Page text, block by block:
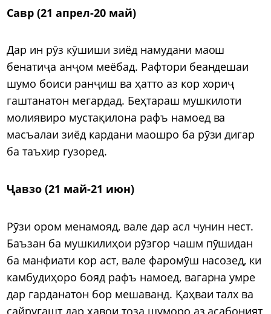
Савр (21 апрел-20 май)
Дар ин рӯз кӯшиши зиёд намудани маош
бенатиҷа анҷом меёбад. Рафтори беандешаи
шумо боиси ранҷиш ва ҳатто аз кор хориҷ
гаштанатон мегардад. Беҳтараш мушкилоти
молиявиро мустақилона рафъ намоед ва
масъалаи зиёд кардани маошро ба рӯзи дигар
ба таъхир гузоред.
Ҷавзо (21 май-21 июн)
Рӯзи ором менамояд, вале дар асл чунин нест.
Баъзан ба мушкилиҳои рӯзгор чашм пӯшидан
ба манфиати кор аст, вале фаромӯш насозед, ки
камбудиҳоро бояд рафъ намоед, вагарна умре
дар гарданатон бор мешаванд. Қаҳваи талх ва
сайругашт дар ҳавои тоза шуморо аз асабоният